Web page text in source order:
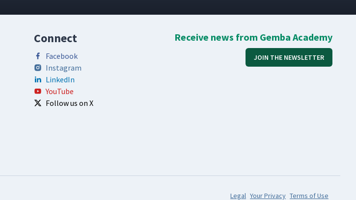
Connect
Facebook
Instagram
LinkedIn
YouTube
Follow us on X
Receive news from Gemba Academy
JOIN THE NEWSLETTER
Legal Your Privacy Terms of Use